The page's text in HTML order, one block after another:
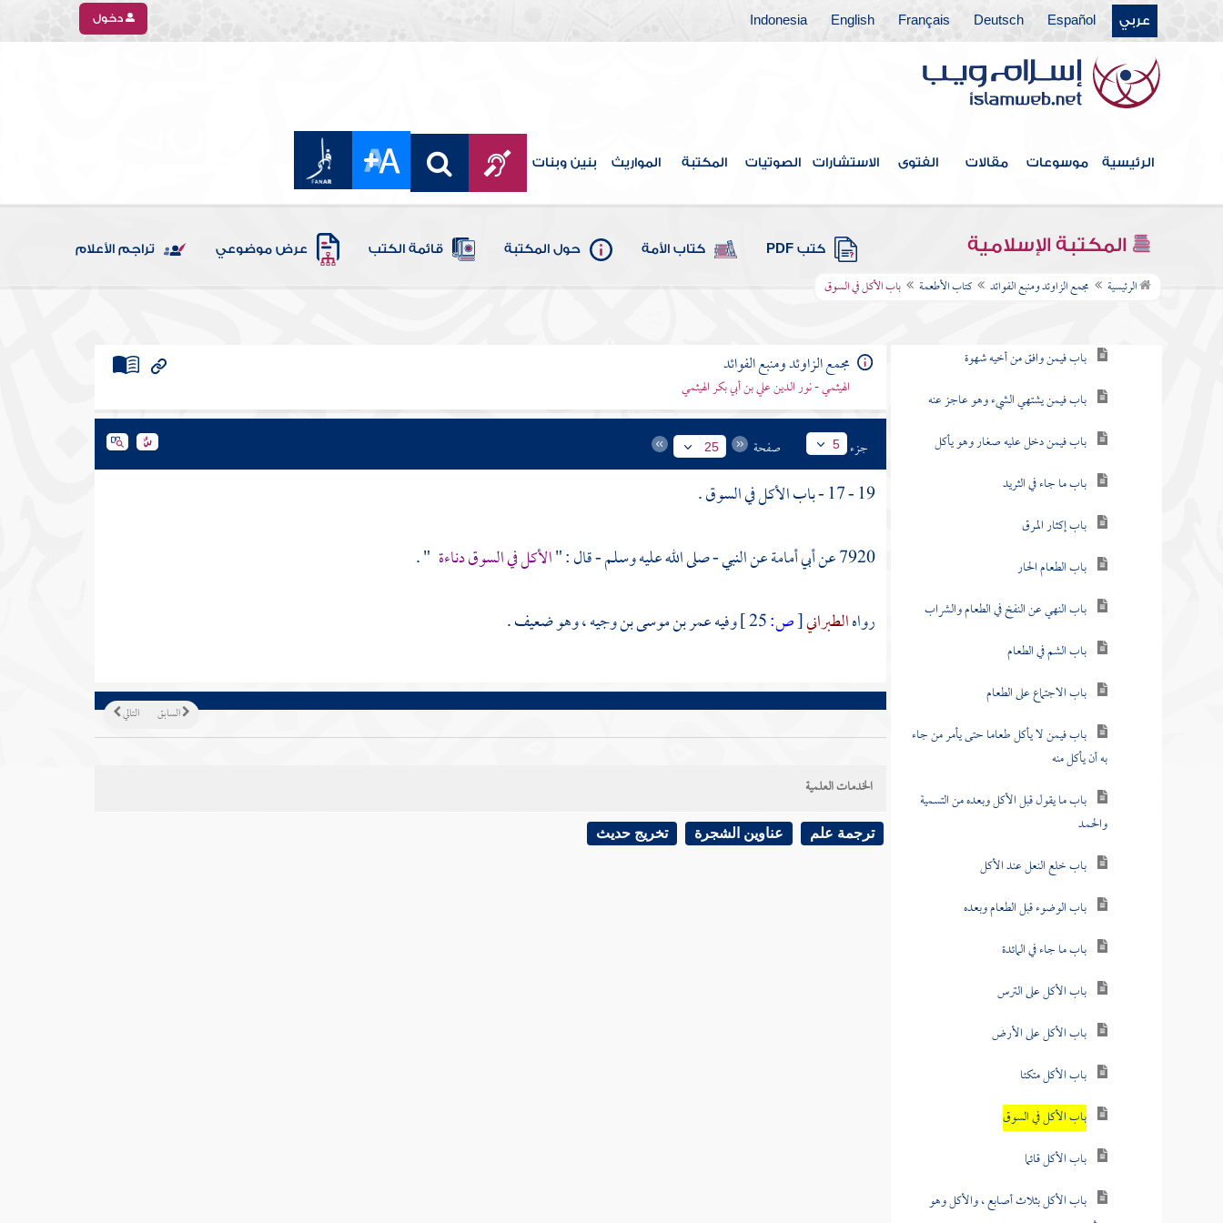
عربي Español
Deutsch
Français
English
Indonesia دخول
الرئيسية موسوعات مقالات الفتوى الاستشارات الصوتيات المكتبة المواريث بنين وبنات
المكتبة الإسلامية كتب PDF كتاب الأمة حول المكتبة قائمة الكتب عرض موضوعي تراجم الأعلام
الرئيسية مجمع الزاوئد ومنبع الفوائد كتاب الأطعمة باب الأكل في السوق
كتاب الأحكام
كتاب الوصايا
كتاب الفرائض
كتاب العتق
كتاب النكاح
كتاب الطلاق
كتاب الأطعمة
باب فيمن وافق من أخيه شهوة
باب فيمن يشتهي الشيء وهو عاجز عنه
باب فيمن دخل عليه صغار وهو يأكل
باب ما جاء في الثريد
باب إكثار المرق
باب الطعام الحار
باب النهي عن النفخ في الطعام والشراب
باب الشم في الطعام
باب الاجتماع على الطعام
باب فيمن لا يأكل طعاما حتى يأمر من جاء
به أن يأكل منه
باب ما يقول قبل الأكل وبعده من التسمية
والحمد
باب خلع النعل عند الأكل
باب الوضوء قبل الطعام وبعده
باب ما جاء في المائدة
باب الأكل على الترس
باب الأكل على الأرض
باب الأكل متكئا
باب الأكل في السوق
باب الأكل قائما
باب الأكل بثلاث أصابع ، والأكل وهو
مجمع الزاوئد ومنبع الفوائد
الهيثمي - نور الدين علي بن أبي بكر الهيثمي
جزء 5 صفحة 25
19 - 17 - باب الأكل في السوق .
7920 عن
أبي أمامةعن النبي - صلى الله عليه وسلم - قال : "الأكل في السوق دناءة " .
رواهالطبراني[ص: وفيهعمر بن موسى بن وجيه، وهو ضعيف .
التالي السابق
الخدمات العلمية
ترجمة علم عناوين الشجرة تخريج حديث